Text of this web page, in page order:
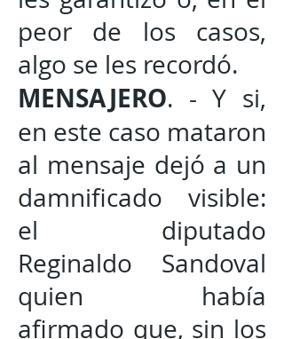
peor de los casos,
algo se les recordó.
MENSAJERO. - Y si,
en este caso mataron
al mensaje dejó a un
damnificado visible:
el diputado
Reginaldo Sandoval
quien había
afirmado que, sin los